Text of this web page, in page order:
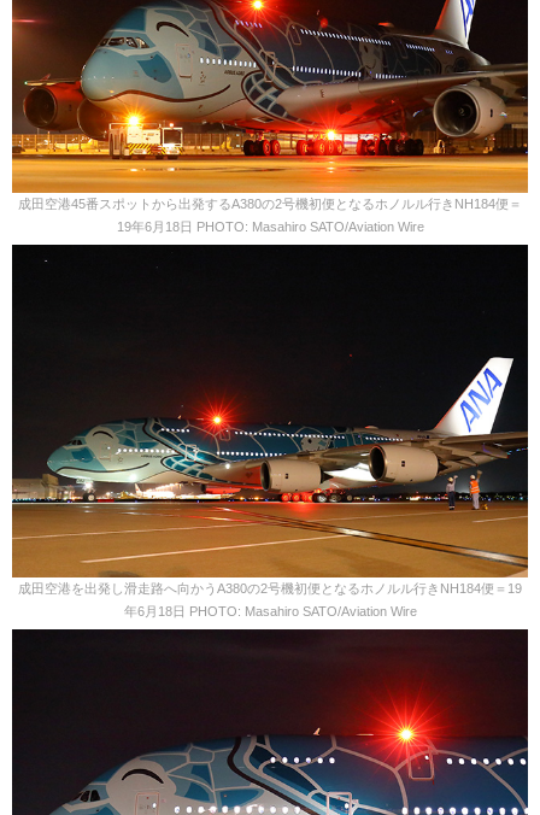
成田空港45番スポットから出発するA380の2号機初便となるホノルル行きNH184便＝
19年6月18日 PHOTO: Masahiro SATO/Aviation Wire
成田空港を出発し滑走路へ向かうA380の2号機初便となるホノルル行きNH184便＝19
年6月18日 PHOTO: Masahiro SATO/Aviation Wire